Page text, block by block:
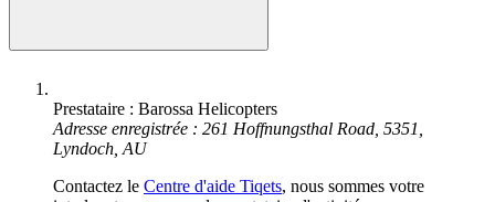
Prestataire : Barossa Helicopters
Adresse enregistrée : 261 Hoffnungsthal Road, 5351,
Lyndoch, AU
Contactez le Centre d'aide Tiqets, nous sommes votre